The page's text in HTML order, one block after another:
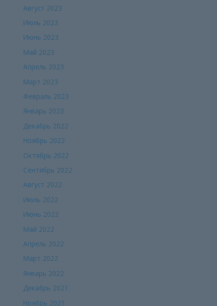
Август 2023
Июль 2023
Июнь 2023
Май 2023
Апрель 2023
Март 2023
Февраль 2023
Январь 2023
Декабрь 2022
Ноябрь 2022
Октябрь 2022
Сентябрь 2022
Август 2022
Июль 2022
Июнь 2022
Май 2022
Апрель 2022
Март 2022
Январь 2022
Декабрь 2021
Ноябрь 2021